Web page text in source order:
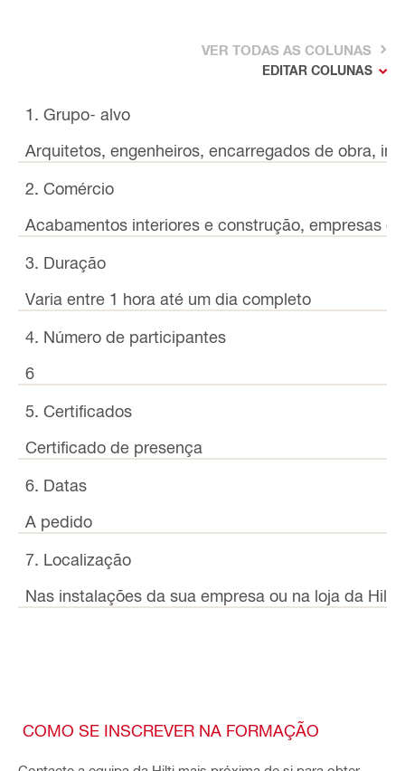
VER TODAS AS COLUNAS
EDITAR COLUNAS
1. Grupo- alvo
Arquitetos, engenheiros, encarregados de obra,
2. Comércio
Acabamentos interiores e construção, empresas
3. Duração
Varia entre 1 hora até um dia completo
4. Número de participantes
6
5. Certificados
Certificado de presença
6. Datas
A pedido
7. Localização
Nas instalações da sua empresa ou na loja da
COMO SE INSCREVER NA FORMAÇÃO